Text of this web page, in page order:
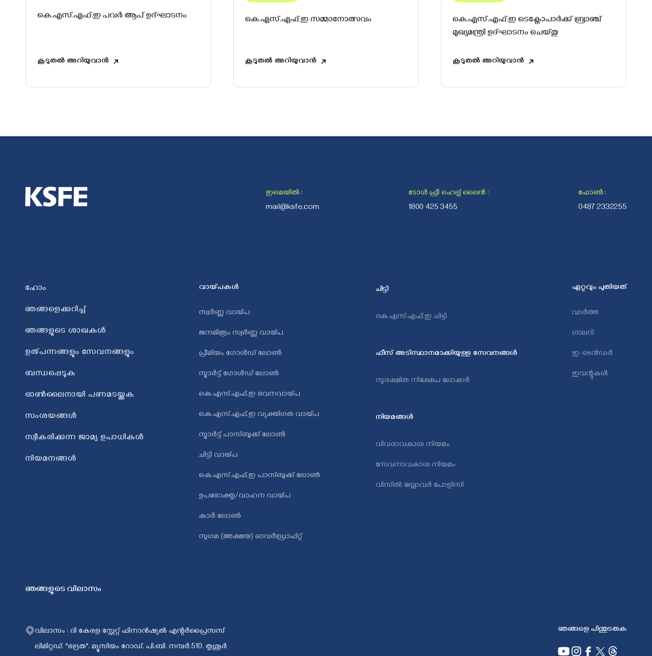
കെ.എസ്‌.എഫ്‌.ഇ പവർ ആപ് ഉദ്‌ഘാടനം
കൂടുതൽ അറിയുവാൻ
കെ.എസ്.എഫ്.ഇ സമ്മാനോത്സവം
കൂടുതൽ അറിയുവാൻ
കെ.എസ്.എഫ്.ഇ ടെക്നോപാർക്ക് ബ്രാഞ്ച്
മുഖ്യമന്ത്രി ഉദ്ഘാടനം ചെയ്തു
കൂടുതൽ അറിയുവാൻ
ഇമെയിൽ :
mail@ksfe.com
ടോൾ ഫ്രീ ഹെല്പ് ലൈന്‍ :
1800 425 3455
ഫോൺ :
0487 2332255
ഹോം
ഞങ്ങളെക്കുറിച്ച്
ഞങ്ങളുടെ ശാഖകൾ
ഉത്പന്നങ്ങളും സേവനങ്ങളും
ബന്ധപ്പെടുക
ഓൺലൈനായി പണമടയ്ക്കുക
സംശയങ്ങൾ
സ്വീകരിക്കുന്ന ജാമ്യ ഉപാധികൾ
നിയമനങ്ങള്‍
വായ്പകള്‍
സ്വർണ്ണ വായ്പ
ജനമിത്രം സ്വർണ്ണ വായ്പ
പ്രീമിയം ഗോള്‍ഡ്‌ ലോണ്‍
സ്മാർട്ട് ഗോൾഡ് ലോൺ
കെ.എസ്.എഫ്.ഇ ഭവനവായ്പ
കെ.എസ്.എഫ്.ഇ വ്യക്തിഗത വായ്പ
സ്മാർട്ട് പാസ്ബുക്ക് ലോൺ
ചിട്ടി വായ്പ
കെ.എസ്.എഫ്.ഇ പാസ്ബുക്ക് ലോൺ
ഉപഭോക്തൃ/വാഹന വായ്പ
കാർ ലോൺ
സുഗമ (അക്ഷയ) ഓവർഡ്രാഫ്റ്റ്
ചിട്ടി
കെ.എസ്.എഫ്.ഇ ചിട്ടി
ഫീസ് അടിസ്ഥാനമാക്കിയുള്ള സേവനങ്ങൾ
സുരക്ഷിത നിക്ഷേപ ലോക്കർ
നിയമങ്ങൾ
വിവരാവകാശ നിയമം
സേവനാവകാശ നിയമം
വിസിൽ ബ്ലോവർ പോളിസി
ഏറ്റവും പുതിയത്
വാർത്ത
ഗാലറി
ഇ-ടെൻഡർ
ഇവന്റുകൾ
ഞങ്ങളുടെ വിലാസം
വിലാസം : ദി കേരള സ്റ്റേറ്റ് ഫിനാൻഷ്യൽ എന്റർപ്രൈസസ്
ലിമിറ്റഡ്. "ഭദ്രത", മ്യൂസിയം റോഡ്, പി.ബി. നമ്പർ.510, തൃശൂർ
ഞങ്ങളെ പിന്തുടരുക